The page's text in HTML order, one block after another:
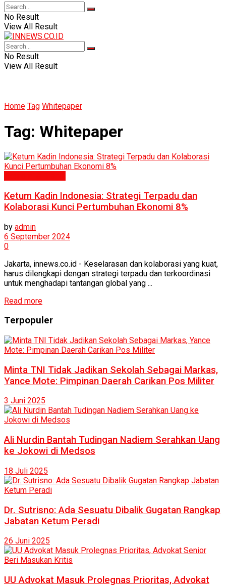
No Result
View All Result
No Result
View All Result
Home Tag Whitepaper
Tag: Whitepaper
Ketum Kadin Indonesia: Strategi Terpadu dan
Kolaborasi Kunci Pertumbuhan Ekonomi 8%
by admin
6 September 2024
0
Jakarta, innews.co.id - Keselarasan dan kolaborasi yang kuat,
harus dilengkapi dengan strategi terpadu dan terkoordinasi
untuk menghadapi tantangan global yang ...
Read more
Terpopuler
Minta TNI Tidak Jadikan Sekolah Sebagai Markas,
Yance Mote: Pimpinan Daerah Carikan Pos Militer
3 Juni 2025
Ali Nurdin Bantah Tudingan Nadiem Serahkan Uang
ke Jokowi di Medsos
18 Juli 2025
Dr. Sutrisno: Ada Sesuatu Dibalik Gugatan Rangkap
Jabatan Ketum Peradi
26 Juni 2025
UU Advokat Masuk Prolegnas Prioritas, Advokat